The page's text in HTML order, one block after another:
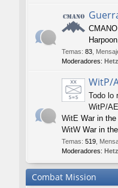
CMANO
Harpoon
Temas: 83
Moderadores:
WitP/
Todo lo
WitP/AE
WitE War in
WitW War in
Temas: 519
Moderadores:
Combat Mission